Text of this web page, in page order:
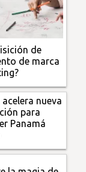
de
de marca
nueva
para
Panamá